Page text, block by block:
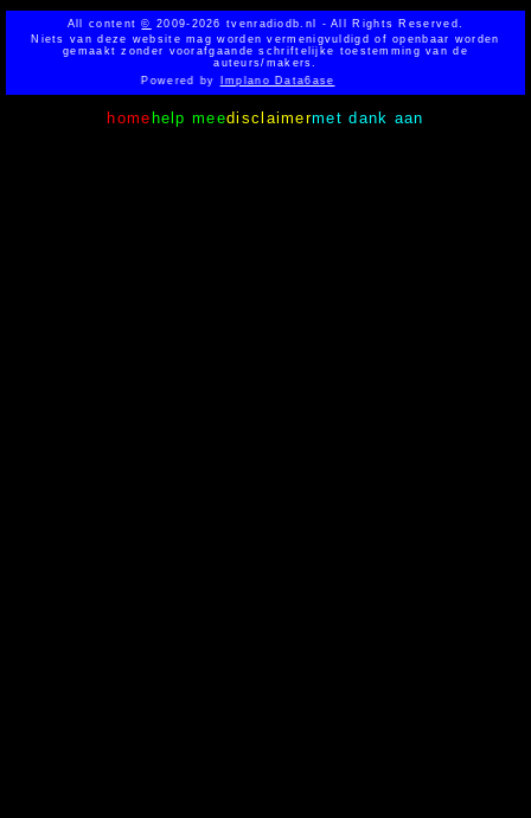
All content© 2009-2026 tvenradiodb.nl - All Rights Reserved.
Niets van deze website mag worden vermenigvuldigd of openbaar worden
gemaakt zonder voorafgaande schriftelijke toestemming van de
auteurs/makers.
Powered byImplano Data6ase
home help meedisclaimermet dank aan